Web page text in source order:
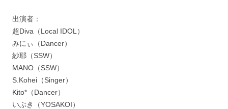
出演者：
超Diva（Local IDOL）
みにぃ（Dancer）
紗耶（SSW）
MANO（SSW）
S.Kohei（Singer）
Kito*（Dancer）
いぶき（YOSAKOI）